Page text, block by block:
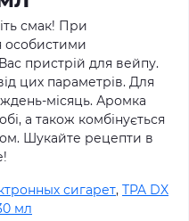
смак! При
особистими
пристрій для вейпу.
цих параметрів. Для
місяць. Аромка
а також комбінується
Шукайте рецепти в
сигарет, TPA DX
мл